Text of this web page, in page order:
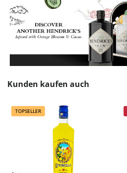
Produktgalerie überspringen
Kunden kaufen auch
TOPSELLER